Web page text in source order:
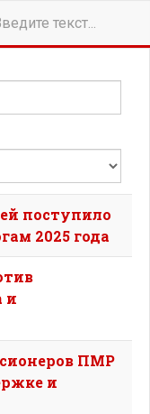
поступило
2025 года
и
ПМР
и